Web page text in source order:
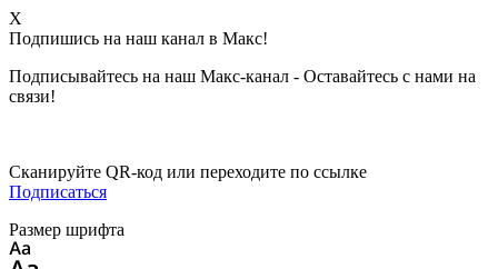
X
Подпишись на наш канал в Макс!
Подписывайтесь на наш Макс-канал - Оставайтесь с нами на
связи!
Сканируйте QR-код или переходите по ссылке
Подписаться
Размер шрифта